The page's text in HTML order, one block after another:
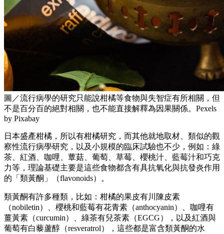
圖／流行病學的研究只能說柑橘等食物與失智症有所相關，但
不是百分百的絕對相關，也不能直接解釋為因果關係。Pexels
by Pixabay
日本盛產柑橘，所以有柑橘研究，而其他就地取材、類似的觀
察性流行病學研究，以及小規模的臨床試驗也不少，例如：綠
茶、紅酒、咖哩、蕈菇、葡萄、草莓、櫻桃汁、藍莓汁和巧克
力等，理論基礎主要是這些食物都含有具抗氧化與抗發炎作用
的「類黃酮」（flavonoids）。
類黃酮有許多種類，比如：柑橘的果皮有川陳皮素
（nobiletin）、櫻桃和藍莓有花青素（anthocyanin）、咖哩有
薑黃素（curcumin）、綠茶有兒茶素（EGCG），以及紅酒與
葡萄有白藜蘆醇（resveratrol），這些都是富含類黃酮的水